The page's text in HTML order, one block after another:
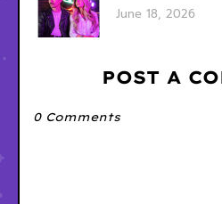
June 18, 2026
POST A
0 Comments